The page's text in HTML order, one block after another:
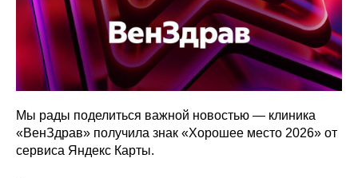
Мы рады поделиться важной новостью — клиника
«ВенЗдрав» получила знак «Хорошее место 2026» от
сервиса Яндекс Карты.